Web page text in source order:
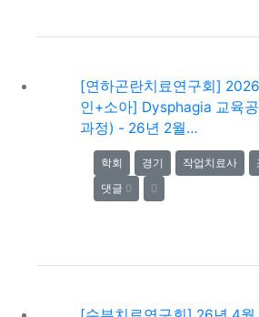
[연하곤란치료연구회]
인+소아] Dysphagia 교육
과정) - 26년 2월…
학회 경기 작업치료사
댓글 0
0